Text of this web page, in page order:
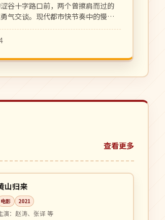
谷十字路口前，两个曾擦肩而过的
气交谈。现代都市快节奏中的慢爱
查看更多
国
分 99:30
山归来
电影 2021
演： 赵涛、张译 等